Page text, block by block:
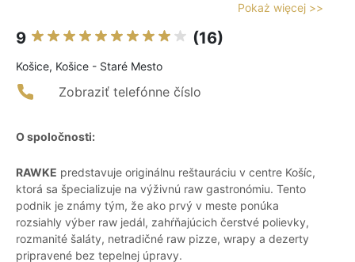
Pokaż więcej >>
9 (16)
Košice, Košice - Staré Mesto
Zobraziť telefónne číslo
O spoločnosti:
RAWKE predstavuje originálnu reštauráciu v centre Košíc,
ktorá sa špecializuje na výživnú raw gastronómiu. Tento
podnik je známy tým, že ako prvý v meste ponúka
rozsiahly výber raw jedál, zahŕňajúcich čerstvé polievky,
rozmanité šaláty, netradičné raw pizze, wrapy a dezerty
pripravené bez tepelnej úpravy.